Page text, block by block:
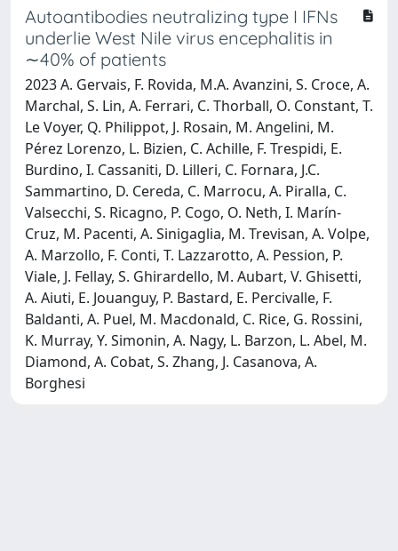
Autoantibodies neutralizing type I IFNs
underlie West Nile virus encephalitis in
∼40% of patients
2023 A. Gervais, F. Rovida, M.A. Avanzini, S. Croce, A.
Marchal, S. Lin, A. Ferrari, C. Thorball, O. Constant, T.
Le Voyer, Q. Philippot, J. Rosain, M. Angelini, M.
Pérez Lorenzo, L. Bizien, C. Achille, F. Trespidi, E.
Burdino, I. Cassaniti, D. Lilleri, C. Fornara, J.C.
Sammartino, D. Cereda, C. Marrocu, A. Piralla, C.
Valsecchi, S. Ricagno, P. Cogo, O. Neth, I. Marín-
Cruz, M. Pacenti, A. Sinigaglia, M. Trevisan, A. Volpe,
A. Marzollo, F. Conti, T. Lazzarotto, A. Pession, P.
Viale, J. Fellay, S. Ghirardello, M. Aubart, V. Ghisetti,
A. Aiuti, E. Jouanguy, P. Bastard, E. Percivalle, F.
Baldanti, A. Puel, M. Macdonald, C. Rice, G. Rossini,
K. Murray, Y. Simonin, A. Nagy, L. Barzon, L. Abel, M.
Diamond, A. Cobat, S. Zhang, J. Casanova, A.
Borghesi